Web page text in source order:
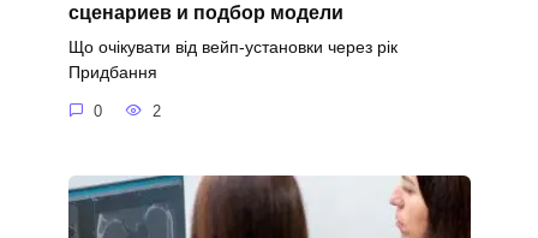
сценариев и подбор модели
Що очікувати від вейп-установки через рік
Придбання
0 2